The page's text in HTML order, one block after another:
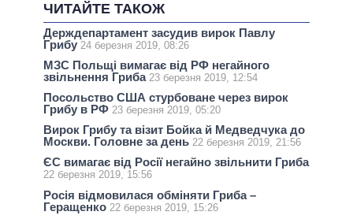
ЧИТАЙТЕ ТАКОЖ
Держдепартамент засудив вирок Павлу
Грибу 24 березня 2019, 08:26
МЗС Польщі вимагає від РФ негайного
звільнення Гриба 23 березня 2019, 12:54
Посольство США стурбоване через вирок
Грибу в РФ 23 березня 2019, 05:20
Вирок Грибу та візит Бойка й Медведчука до
Москви. Головне за день 22 березня 2019, 21:56
ЄС вимагає від Росії негайно звільнити Гриба
22 березня 2019, 15:56
Росія відмовилася обміняти Гриба –
Геращенко 22 березня 2019, 15:26